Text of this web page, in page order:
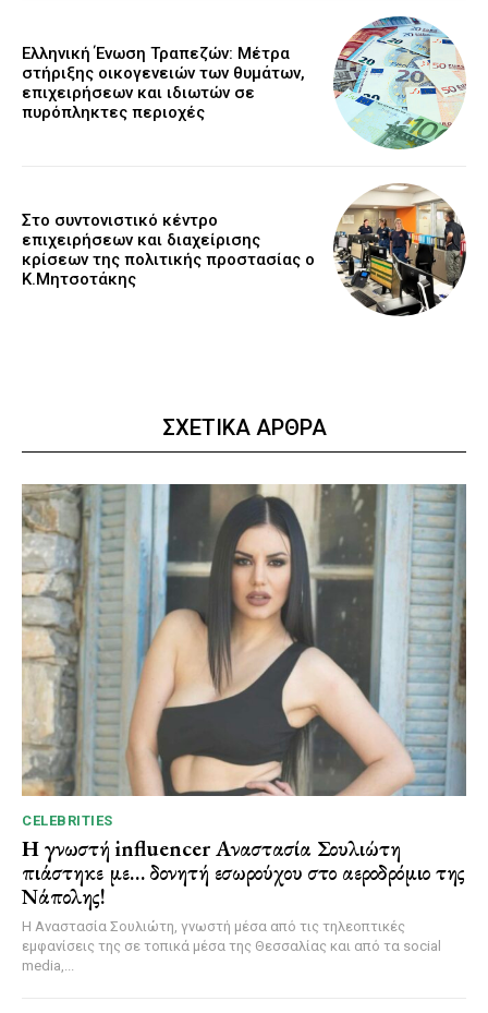
Ελληνική Ένωση Τραπεζών: Μέτρα
στήριξης οικογενειών των θυμάτων,
επιχειρήσεων και ιδιωτών σε
πυρόπληκτες περιοχές
Στο συντονιστικό κέντρο
επιχειρήσεων και διαχείρισης
κρίσεων της πολιτικής προστασίας ο
Κ.Μητσοτάκης
ΣΧΕΤΙΚΑ ΑΡΘΡΑ
CELEBRITIES
Η γνωστή influencer Αναστασία Σουλιώτη
πιάστηκε με… δονητή εσωρούχου στο αεροδρόμιο της
Νάπολης!
Η Αναστασία Σουλιώτη, γνωστή μέσα από τις τηλεοπτικές
εμφανίσεις της σε τοπικά μέσα της Θεσσαλίας και από τα social
media,...